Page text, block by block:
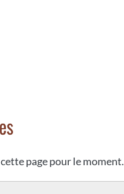
page pour le moment.